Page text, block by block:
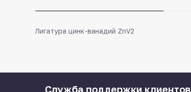
Лигатура цинк-ванадий ZnV2
Служба поддержки клиентов